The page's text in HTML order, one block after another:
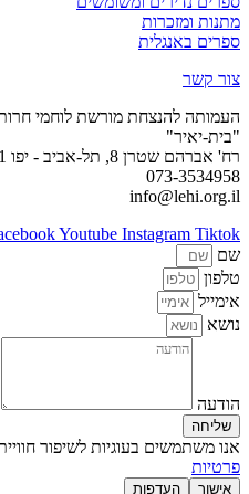
מתנות ומזכרות
ספרים באנגלית
צור קשר
העמותה להנצחת מורשת לוחמי
"בית-יאיר"
רח' אברהם שטרן 8, תל-אביב - יפו 6608531
073-3534958
info@lehi.org.il
Youtube Instagram Tiktok
שם
טלפון
אימייל
נושא
הודעה
שליחה
אנו משתמשים בעוגיות לשיפור
פרטיות
אישור העדפות